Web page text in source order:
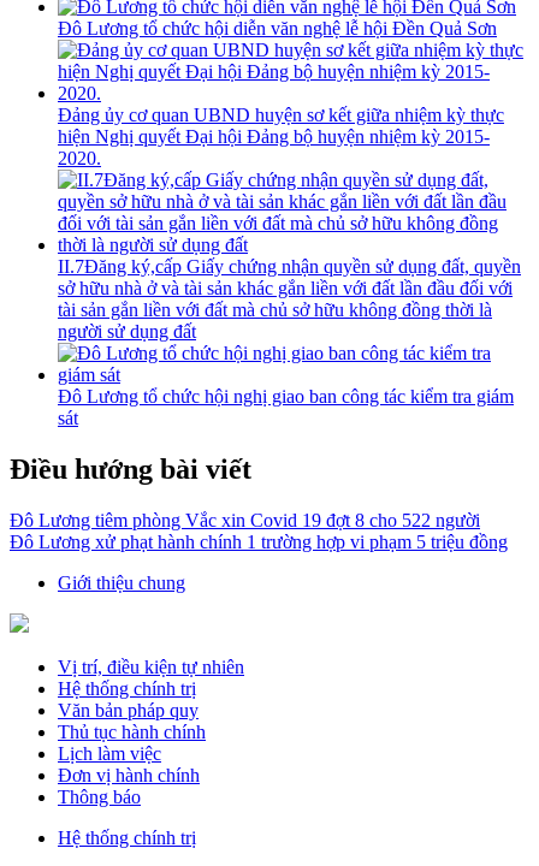
Đô Lương tổ chức hội diễn văn nghệ lễ hội Đền Quả Sơn
Đảng ủy cơ quan UBND huyện sơ kết giữa nhiệm kỳ thực
hiện Nghị quyết Đại hội Đảng bộ huyện nhiệm kỳ 2015-
2020.
II.7Đăng ký,cấp Giấy chứng nhận quyền sử dụng đất, quyền
sở hữu nhà ở và tài sản khác gắn liền với đất lần đầu đối với
tài sản gắn liền với đất mà chủ sở hữu không đồng thời là
người sử dụng đất
Đô Lương tổ chức hội nghị giao ban công tác kiểm tra giám
sát
Điều hướng bài viết
Đô Lương tiêm phòng Vắc xin Covid 19 đợt 8 cho 522 người
Đô Lương xử phạt hành chính 1 trường hợp vi phạm 5 triệu đồng
Giới thiệu chung
Vị trí, điều kiện tự nhiên
Hệ thống chính trị
Văn bản pháp quy
Thủ tục hành chính
Lịch làm việc
Đơn vị hành chính
Thông báo
Hệ thống chính trị